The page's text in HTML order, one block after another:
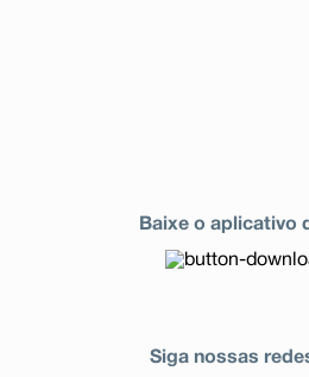
Baixe o aplicativo
Siga nossas